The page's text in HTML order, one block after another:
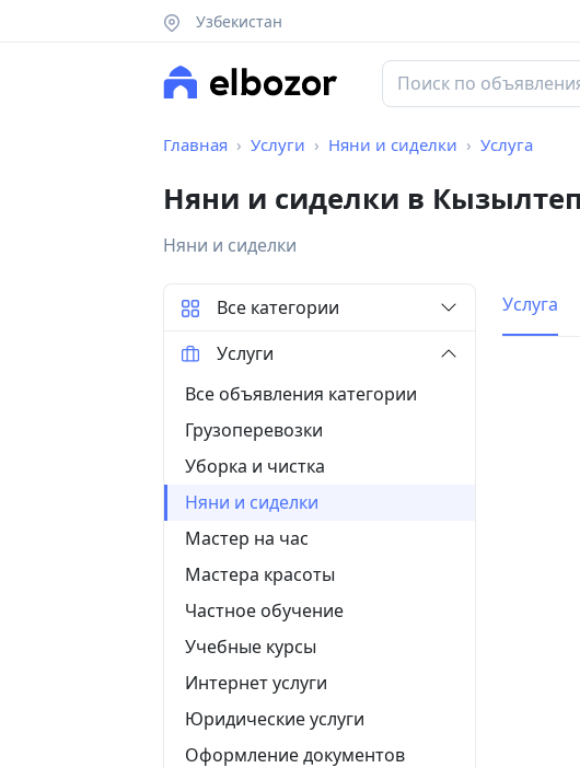
Узбекистан
Главная Услуги Няни и сиделки Услуга
Няни и сиделки в
Няни и сиделки
Услуга
Все категории
Услуги
Все объявления категории
Грузоперевозки
Уборка и чистка
Няни и сиделки
Мастер на час
Мастера красоты
Частное обучение
Учебные курсы
Интернет услуги
Юридические услуги
Оформление документов